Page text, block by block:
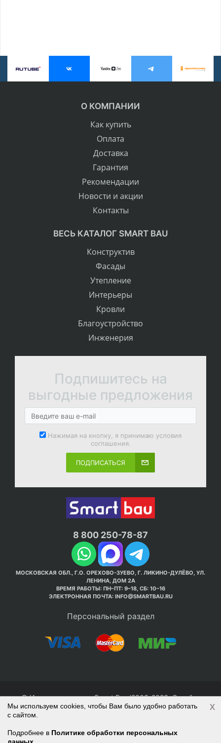
О КОМПАНИИ
Как купить
Оплата
Доставка
Гарантия
Рекомендации
Новости и акции
Контакты
ВЕСЬ КАТАЛОГ SMART BAU
Конструктив
Фасады
Утепление
Интерьеры
Кровли
Благоустройство
Инженерия
Подпишитесь на
выгодные предложения
Нажимая на кнопку, я принимаю условия
соглашения.
ПОДПИСАТЬСЯ
8 800 250-78-87
МОСКОВСКАЯ ОБЛ., Г.О. ОРЕХОВО-ЗУЕВО, Г. ЛИКИНО-ДУЛЁВО, УЛ.
ЛЕНИНА, ДОМ 2А
ВРЕМЯ РАБОТЫ: ПН–ПТ: 9–18, СБ: 10–16
ЭЛЕКТРОННАЯ ПОЧТА: INFO@SMARTBAU.RU
Персональный раздел
© Интернет-магазин Smart Bau ’2003-2026. Стройте
правильно с 1-го раза.
Политика обработки персональных данных
Наверх
Войти
Регистрация
Мы используем cookies, чтобы Вам было удобно работать
с сайтом.
Подробнее в Политике обработки персональных
x